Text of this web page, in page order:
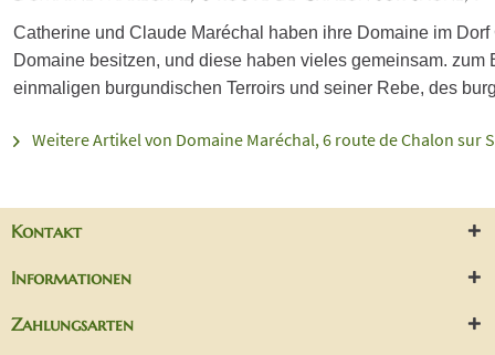
Catherine und Claude Maréchal haben ihre Domaine im
Domaine besitzen, und diese haben vieles gemeinsam.
einmaligen burgundischen Terroirs und seiner Rebe, des
Weitere Artikel von Domaine Maréchal, 6 route de Chalon sur
Kontakt
Informationen
Zahlungsarten